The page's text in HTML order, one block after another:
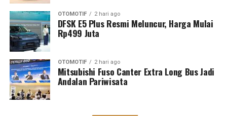
OTOMOTIF 2 hari ago
DFSK E5 Plus Resmi Meluncur, Harga Mulai
Rp499 Juta
OTOMOTIF 2 hari ago
Mitsubishi Fuso Canter Extra Long Bus Jadi
Andalan Pariwisata